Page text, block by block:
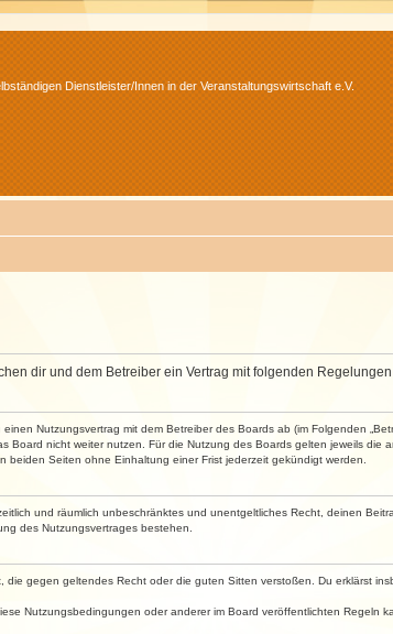
Dienstleister/Innen in der Veranstaltungswirtschaft e.V.
dir und dem Betreiber ein Vertrag mit folgenden
einen Nutzungsvertrag mit dem Betreiber des Boards ab (im Folgenden
nicht weiter nutzen. Für die Nutzung des Boards gelten jeweils die
Seiten ohne Einhaltung einer Frist jederzeit gekündigt werden.
und räumlich unbeschränktes und unentgeltliches Recht, deinen
des Nutzungsvertrages bestehen.
gegen geltendes Recht oder die guten Sitten verstoßen. Du erklärst
Nutzungsbedingungen oder anderer im Board veröffentlichten Regeln